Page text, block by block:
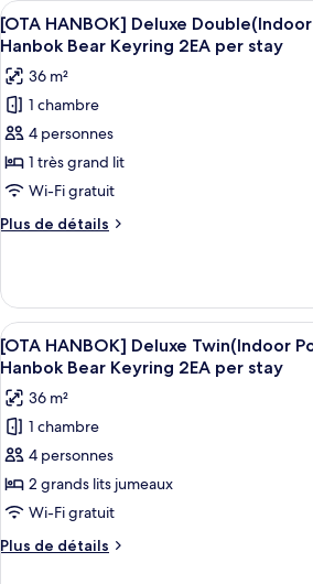
Twin(Indoor
Pool
Access
Only+Sauna
Access
for
2)
Business
Deluxe
Pool
Access
Only+Sauna
Access
for
Afficher
toutes
les
photos
pour
ce
type
de
chambre :
[OTA
Deluxe
Double(Indoor
Pool
Access
Only)
+
Hanbok
Bear
Keyring
2EA
per
Literie
6
[OTA HANBOK] Deluxe
Hanbok Bear Keyring 2EA per stay
36 m²
1 chambre
4 personnes
1 très grand lit
Wi-Fi gratuit
Plus de détails
Plus
[OTA
HANBOK]
Deluxe
Double(Indoor
Access
Only)
+
Hanbok
Bear
2EA
per
stay
Afficher
toutes
les
photos
pour
ce
type
de
chambre :
[OTA
Un petit
3
[OTA HANBOK] Deluxe Twin(Indoor
Hanbok Bear Keyring 2EA per stay
36 m²
1 chambre
4 personnes
2 grands lits jumeaux
Wi-Fi gratuit
Plus de détails
Plus